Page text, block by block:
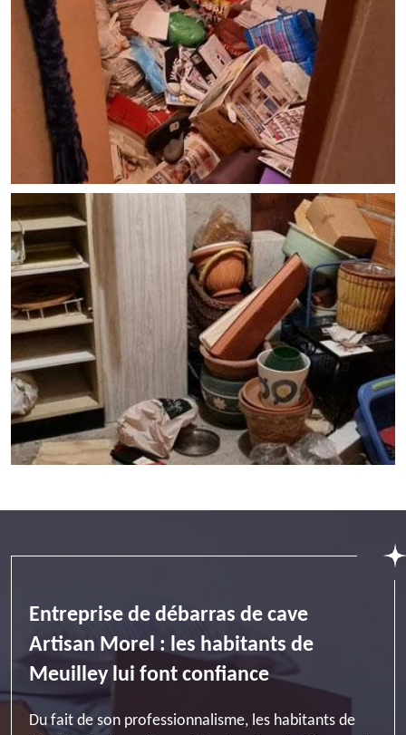
Entreprise de débarras de cave
Artisan Morel : les habitants de
Meuilley lui font confiance
Du fait de son professionnalisme, les habitants de